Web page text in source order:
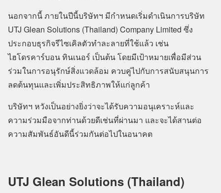
นอกจากนี้ ภายในปีนี้บริษัทฯ มีกำหนดเริ่มดำเนินการบริษัท
UTJ Glean Solutions (Thailand) Company Limited ซึ่ง
ประกอบธุรกิจรีไซเคิลตัวทำละลายที่ใช้แล้ว เช่น
ไฮโดรคาร์บอน ทินเนอร์ เป็นต้น โดยมีเป้าหมายเพื่อมีส่วน
ร่วมในการอนุรักษ์สิ่งแวดล้อม ควบคู่ไปกับการสนับสนุนการ
ลดต้นทุนและเพิ่มประสิทธิภาพให้แก่ลูกค้า
บริษัทฯ หวังเป็นอย่างยิ่งว่าจะได้รับความอนุเคราะห์และ
ความร่วมมือจากท่านด้วยดีเช่นที่ผ่านมา และจะได้สานต่อ
ความสัมพันธ์อันดีนี้ร่วมกันต่อไปในอนาคต
UTJ Glean Solutions (Thailand)